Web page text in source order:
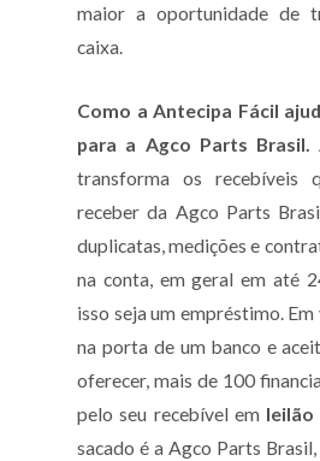
maior a oportunidade de
caixa.
Como a Antecipa Fácil
para a Agco Parts Brasil.
transforma os recebíveis
receber da Agco Parts
duplicatas, medições e
na conta, em geral em até
isso seja um empréstimo.
na porta de um banco e
oferecer, mais de 100
pelo seu recebível em leilão
sacado é a Agco Parts